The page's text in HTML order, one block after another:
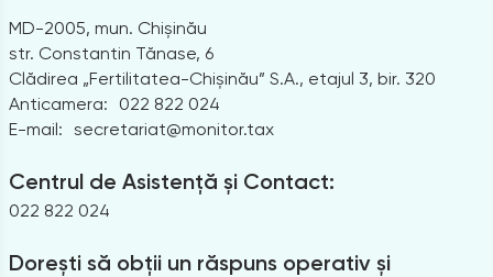
MD-2005, mun. Chișinău
str. Constantin Tănase, 6
Clădirea „Fertilitatea-Chișinău” S.A., etajul 3, bir. 320
Anticamera:
022 822 024
E-mail: secretariat@monitor.tax
Centrul de Asistență și Contact:
022 822 024
Dorești să obții un răspuns operativ și